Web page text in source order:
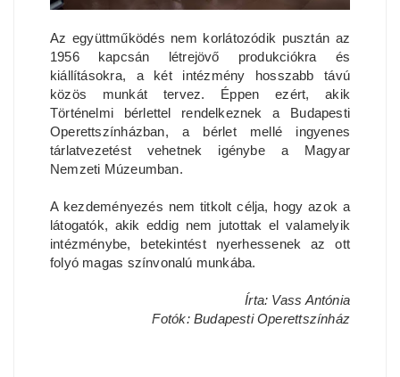
Az együttműködés nem korlátozódik pusztán az
1956 kapcsán létrejövő produkciókra és
kiállításokra, a két intézmény hosszabb távú
közös munkát tervez. Éppen ezért, akik
Történelmi bérlettel rendelkeznek a Budapesti
Operettszínházban, a bérlet mellé ingyenes
tárlatvezetést vehetnek igénybe a Magyar
Nemzeti Múzeumban.
A kezdeményezés nem titkolt célja, hogy azok a
látogatók, akik eddig nem jutottak el valamelyik
intézménybe, betekintést nyerhessenek az ott
folyó magas színvonalú munkába.
Írta: Vass Antónia
Fotók: Budapesti Operettszínház